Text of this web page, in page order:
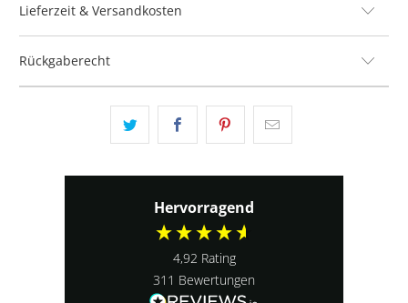
Lieferzeit & Versandkosten
Rückgaberecht
Hervorragend
4,92 Rating
311 Bewertungen